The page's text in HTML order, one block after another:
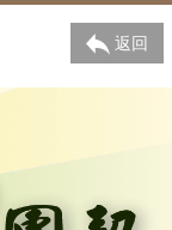
返回